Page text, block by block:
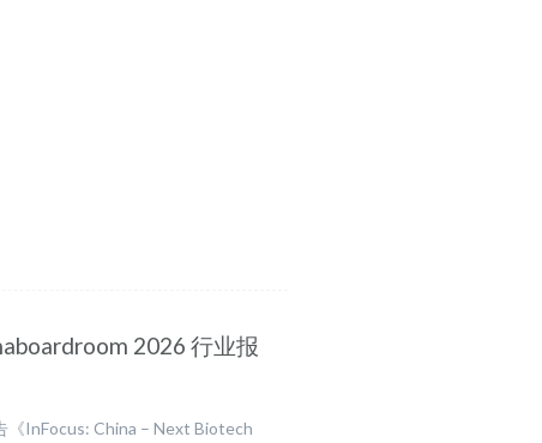
2026 行业报
《InFocus: China – Next Biotech